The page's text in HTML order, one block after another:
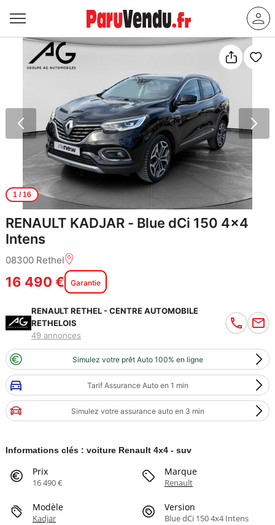
1/ 16
RENAULT KADJAR - Blue dCi 150 4x4
Intens
08300 Rethel
16 490 € Garantie
RENAULT RETHEL - CENTRE AUTOMOBILE
RETHELOIS
49 annonces
Simulez votre prêt Auto 100% en ligne
Tarif Assurance Auto en 1 min
Simulez votre assurance auto en 3 min
Informations clés : voiture Renault 4x4 - suv
Prix
16 490 €
Marque
Renault
Modèle
Kadjar
Version
Blue dCi 150 4x4 Intens